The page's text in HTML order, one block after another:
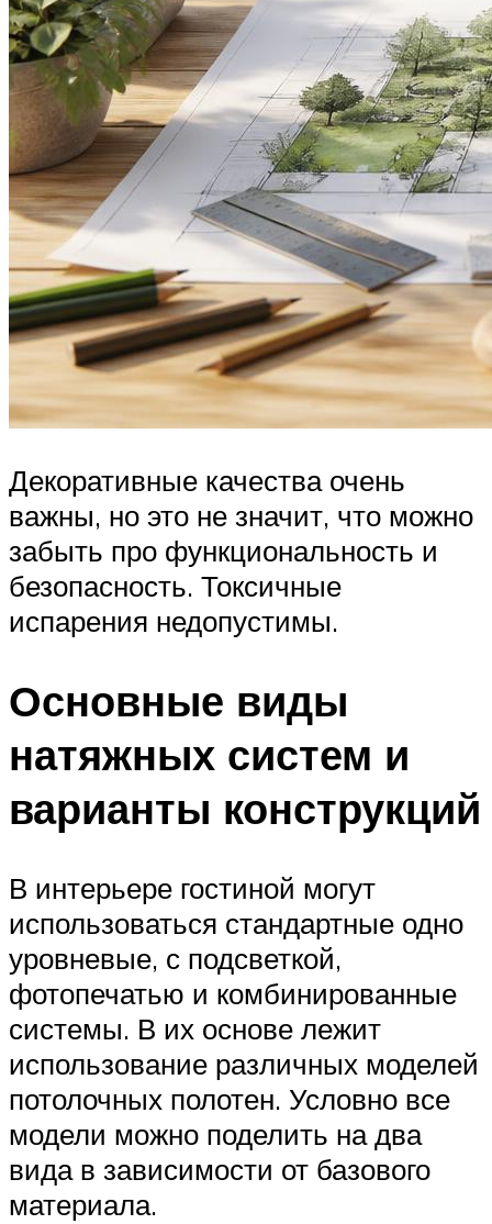
Декоративные качества очень
важны, но это не значит, что можно
забыть про функциональность и
безопасность. Токсичные
испарения недопустимы.
Основные виды
натяжных систем и
варианты конструкций
В интерьере гостиной могут
использоваться стандартные одно
уровневые, с подсветкой,
фотопечатью и комбинированные
системы. В их основе лежит
использование различных моделей
потолочных полотен. Условно все
модели можно поделить на два
вида в зависимости от базового
материала.